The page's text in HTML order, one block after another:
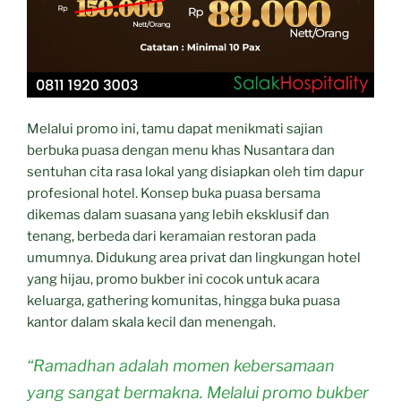
Melalui promo ini, tamu dapat menikmati sajian
berbuka puasa dengan menu khas Nusantara dan
sentuhan cita rasa lokal yang disiapkan oleh tim dapur
profesional hotel. Konsep buka puasa bersama
dikemas dalam suasana yang lebih eksklusif dan
tenang, berbeda dari keramaian restoran pada
umumnya. Didukung area privat dan lingkungan hotel
yang hijau, promo bukber ini cocok untuk acara
keluarga, gathering komunitas, hingga buka puasa
kantor dalam skala kecil dan menengah.
“Ramadhan adalah momen kebersamaan
yang sangat bermakna. Melalui promo bukber